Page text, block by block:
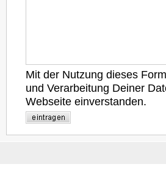
Mit der Nutzung dieses
und Verarbeitung Deiner
Webseite einverstanden.